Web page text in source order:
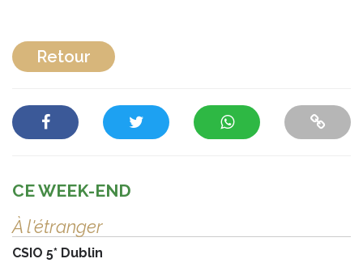
Retour
CE WEEK-END
À l'étranger
CSIO 5* Dublin